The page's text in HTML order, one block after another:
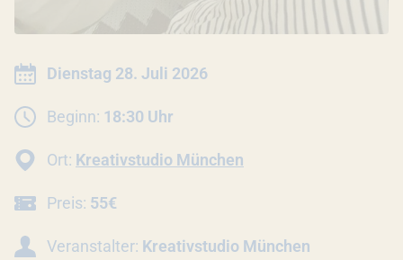
Datum:
Dienstag 28. Juli 2026
Beginn: 18:30 Uhr
Ort: Kreativstudio München
Preis: 55€
Veranstalter: Kreativstudio München